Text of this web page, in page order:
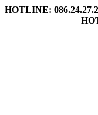
HOTLINE: